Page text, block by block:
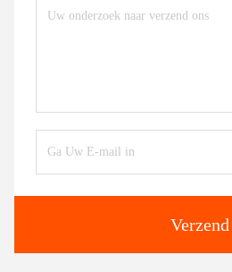
Verzend